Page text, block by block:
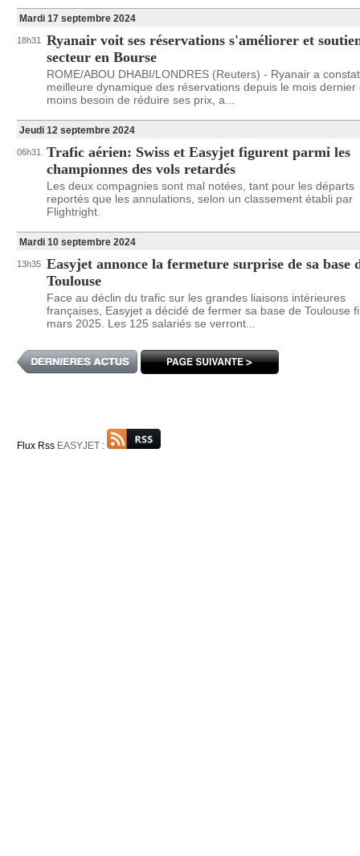
Mardi 17 septembre 2024
18h31
Ryanair voit ses réservations s'améliorer et
secteur en Bourse
ROME/ABOU DHABI/LONDRES (Reuters) - Ryanair a
meilleure dynamique des réservations depuis le mois dernier
moins besoin de réduire ses prix, a...
Jeudi 12 septembre 2024
06h31
Trafic aérien: Swiss et Easyjet figurent parmi les
championnes des vols retardés
Les deux compagnies sont mal notées, tant pour les départs
reportés que les annulations, selon un classement établi par
Flightright.
Mardi 10 septembre 2024
13h35 Easyjet annonce la fermeture surprise de sa base
Toulouse
Face au déclin du trafic sur les grandes liaisons intérieures
françaises, Easyjet a décidé de fermer sa base de Toulouse
mars 2025. Les 125 salariés se verront...
Flux Rss EASYJET :